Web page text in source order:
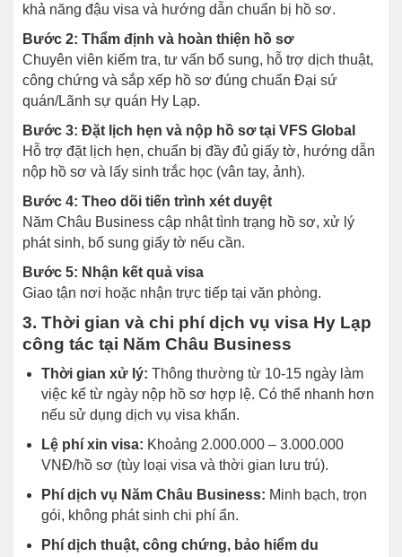
khả năng đậu visa và hướng dẫn chuẩn bị hồ sơ.
Bước 2: Thẩm định và hoàn thiện hồ sơ
Chuyên viên kiểm tra, tư vấn bổ sung, hỗ trợ dịch thuật,
công chứng và sắp xếp hồ sơ đúng chuẩn Đại sứ
quán/Lãnh sự quán Hy Lạp.
Bước 3: Đặt lịch hẹn và nộp hồ sơ tại VFS Global
Hỗ trợ đặt lịch hẹn, chuẩn bị đầy đủ giấy tờ, hướng dẫn
nộp hồ sơ và lấy sinh trắc học (vân tay, ảnh).
Bước 4: Theo dõi tiến trình xét duyệt
Năm Châu Business cập nhật tình trạng hồ sơ, xử lý
phát sinh, bổ sung giấy tờ nếu cần.
Bước 5: Nhận kết quả visa
Giao tận nơi hoặc nhận trực tiếp tại văn phòng.
3. Thời gian và chi phí dịch vụ visa Hy Lạp
công tác tại Năm Châu Business
Thời gian xử lý: Thông thường từ 10-15 ngày làm
việc kể từ ngày nộp hồ sơ hợp lệ. Có thể nhanh hơn
nếu sử dụng dịch vụ visa khẩn.
Lệ phí xin visa: Khoảng 2.000.000 – 3.000.000
VNĐ/hồ sơ (tùy loại visa và thời gian lưu trú).
Phí dịch vụ Năm Châu Business: Minh bạch, trọn
gói, không phát sinh chi phí ẩn.
Phí dịch thuật, công chứng, bảo hiểm du